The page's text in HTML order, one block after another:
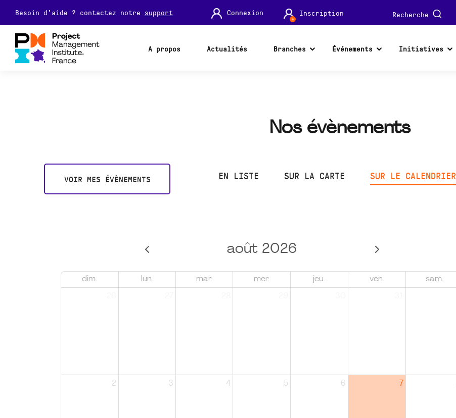
Besoin d'aide ? contactez notre support Connexion Inscription Recherche
A propos Actualités Branches Événements Initiatives
Nos évènements
VOIR MES ÉVÈNEMENTS EN LISTE SUR LA CARTE SUR LE CALENDRIER
août 2026
dim. lun. mar. mer. jeu. ven. sam.
2 3 4 5 6 7